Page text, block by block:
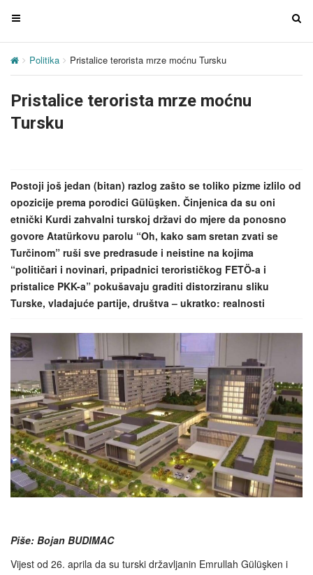
T
g
e
n
g
a
t
i
o
n
T
g
Politika Pristalice terorista mrze moćnu Tursku
Pristalice terorista mrze moćnu
Tursku
Postoji još jedan (bitan) razlog zašto se toliko pizme izlilo od
opozicije prema porodici Gülüşken. Činjenica da su oni
etnički Kurdi zahvalni turskoj državi do mjere da ponosno
govore Atatürkovu parolu “Oh, kako sam sretan zvati se
Turčinom” ruši sve predrasude i neistine na kojima
“političari i novinari, pripadnici terorističkog FETÖ-a i
pristalice PKK-a” pokušavaju graditi distorziranu sliku
Turske, vladajuće partije, društva – ukratko: realnosti
Piše: Bojan BUDIMAC
Vijest od 26. aprila da su turski državljanin Emrullah Gülüşken i